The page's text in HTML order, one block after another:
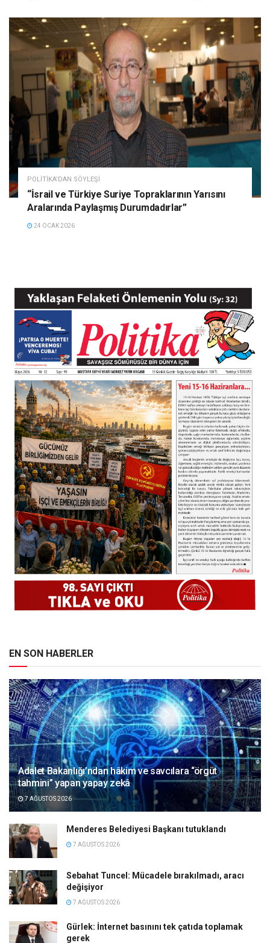
POLITIKA'DAN SÖYLEŞI
“İsrail ve Türkiye Suriye Topraklarının Yarısını
Aralarında Paylaşmış Durumdadırlar”
24 OCAK 2026
EN SON HABERLER
Adalet Bakanlığı’ndan hâkim ve savcılara “örgüt
tahmini” yapan yapay zekâ
7 AĞUSTOS 2026
Menderes Belediyesi Başkanı tutuklandı
7 AĞUSTOS 2026
Sebahat Tuncel: Mücadele bırakılmadı, aracı
değişiyor
7 AĞUSTOS 2026
Gürlek: İnternet basınını tek çatıda toplamak
gerek